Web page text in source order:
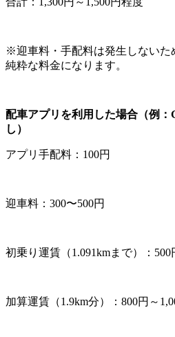
※迎車料・手配料は発生しないた
純粋な料金になります。
配車アプリを利用した場合（例
し）
アプリ手配料：100円
迎車料：300〜500円
初乗り運賃（1.091kmまで）：500
加算運賃（1.9km分）：800円～